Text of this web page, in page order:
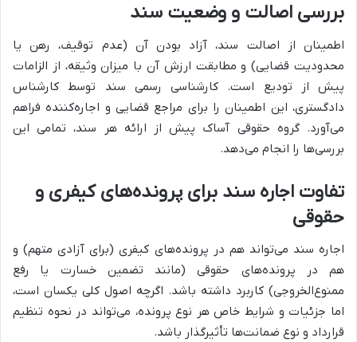
بررسی اصالت و وضعیت سند
اطمینان از اصالت سند، آزاد بودن آن (عدم توقیف، رهن یا
محدودیت قضایی) و مطابقت ارزش آن با میزان وثیقه، از الزامات
پیش از تودیع است. کارشناسی رسمی سند توسط کارشناس
دادگستری، این اطمینان را برای مراجع قضایی و اجاره‌کننده فراهم
می‌آورد. گروه حقوقی آساک پیش از ارائه هر سند، تمامی این
بررسی‌ها را انجام می‌دهد.
تفاوت اجاره سند برای پرونده‌های کیفری و
حقوقی
اجاره سند می‌تواند هم در پرونده‌های کیفری (برای آزادی متهم) و
هم در پرونده‌های حقوقی (مانند تضمین خسارت یا رفع
ممنوع‌الخروجی) کاربرد داشته باشد. اگرچه اصول کلی یکسان است،
اما جزئیات و شرایط خاص هر نوع پرونده، می‌تواند در نحوه تنظیم
قرارداد و نوع ضمانت‌ها تأثیرگذار باشد.